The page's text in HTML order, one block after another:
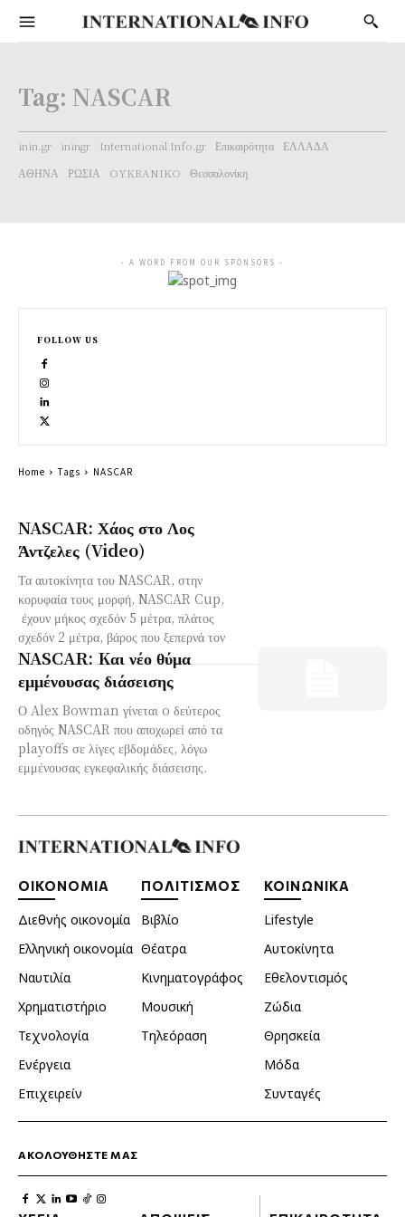
Tag: NASCAR
inin.gr iningr International Info.gr Επικαιρότητα
ΕΛΛΑΔΑ
ΑΘΗΝΑ
ΡΩΣΙΑ OYKRANIKO Θεσσαλονίκη
NASCAR: Χάος στο Λος
Άντζελες (Video)
Τα αυτοκίνητα του NASCAR, στην
κορυφαία τους μορφή, NASCAR Cup,
έχουν μήκος σχεδόν 5 μέτρα, πλάτος
σχεδόν 2 μέτρα, βάρος που ξεπερνά τον
NASCAR: Kαι νέο θύμα
εμμένουσας διάσεισης
Ο Alex Bowman γίνεται o δεύτερος
οδηγός NASCAR που αποχωρεί από τα
playoffs σε λίγες εβδομάδες, λόγω
εμμένουσας εγκεφαλικής διάσεισης.
- A WORD FROM OUR SPONSORS -
FOLLOW US
Home Tags NASCAR
ΟΙΚΟΝΟΜΙΑ
Διεθνής οικονομία
Ελληνική οικονομία
Ναυτιλία
Χρηματιστήριο
Τεχνολογία
Ενέργεια
Επιχειρείν
ΠΟΛΙΤΙΣΜΟΣ
Βιβλίο
Θέατρα
Κινηματογράφος
Μουσική
Τηλεόραση
ΚΟΙΝΩΝΙΚΑ
Lifestyle
Αυτοκίνητα
Εθελοντισμός
Ζώδια
Θρησκεία
Μόδα
Συνταγές
ΑΚΟΛΟΥΘΗΣΤΕ ΜΑΣ